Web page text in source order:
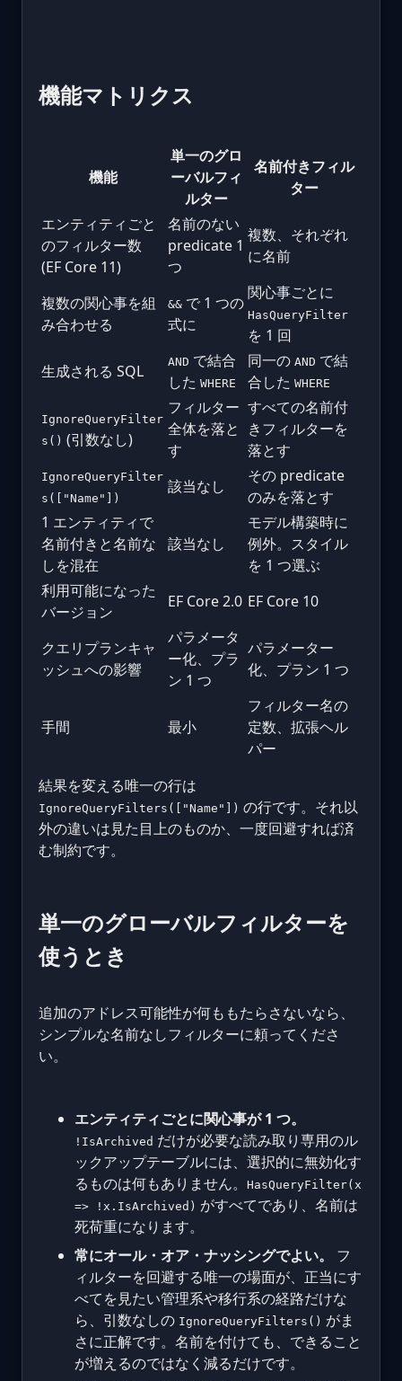
機能マトリクス
機能
単一のグロ
ーバルフィ
ルター
名前付きフィル
ター
エンティティごと
のフィルター数
(EF Core 11)
名前のない
predicate 1
つ
複数、それぞれ
に名前
複数の関心事を組
み合わせる
&& で 1 つの
式に
関心事ごとに
HasQueryFilter
を 1 回
生成される SQL
AND で結合
した WHERE
同一の AND で結
合した WHERE
IgnoreQueryFilter
s() (引数なし)
フィルター
全体を落と
す
すべての名前付
きフィルターを
落とす
IgnoreQueryFilter
s(["Name"])
該当なし
その predicate
のみを落とす
1 エンティティで
名前付きと名前な
しを混在
該当なし
モデル構築時に
例外。スタイル
を 1 つ選ぶ
利用可能になった
バージョン
EF Core 2.0 EF Core 10
クエリプランキャ
ッシュへの影響
パラメータ
ー化、プラ
ン 1 つ
パラメーター
化、プラン 1 つ
手間 最小
フィルター名の
定数、拡張ヘル
パー
結果を変える唯一の行は
IgnoreQueryFilters(["Name"]) の行です。それ以
外の違いは見た目上のものか、一度回避すれば済
む制約です。
単一のグローバルフィルターを
使うとき
追加のアドレス可能性が何ももたらさないなら、
シンプルな名前なしフィルターに頼ってくださ
い。
エンティティごとに関心事が 1 つ。
!IsArchived だけが必要な読み取り専用のル
ックアップテーブルには、選択的に無効化す
るものは何もありません。
HasQueryFilter(x
=> !x.IsArchived) がすべてであり、名前は
死荷重になります。
常にオール・オア・ナッシングでよい。
フ
ィルターを回避する唯一の場面が、正当にす
べてを見たい管理系や移行系の経路だけな
ら、引数なしの IgnoreQueryFilters() がま
さに正解です。名前を付けても、できること
が増えるのではなく減るだけです。